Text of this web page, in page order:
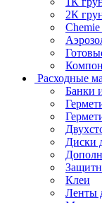
2К
Расходные
Банки
Диски
Клеи
Ленты